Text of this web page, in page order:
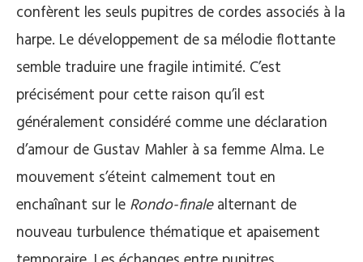
confèrent les seuls pupitres de cordes associés à la
harpe. Le développement de sa mélodie flottante
semble traduire une fragile intimité. C’est
précisément pour cette raison qu’il est
généralement considéré comme une déclaration
d’amour de Gustav Mahler à sa femme Alma. Le
mouvement s’éteint calmement tout en
enchaînant sur le Rondo-finalealternant de
nouveau turbulence thématique et apaisement